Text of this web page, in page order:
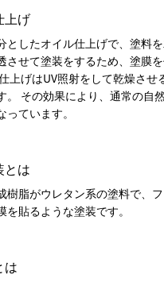
上げ
としたオイル仕上げで、塗料
させて塗装をするため、塗膜
上げはUV照射をして乾燥させ
。 その効果により、通常の自
ています。
とは
樹脂がウレタン系の塗料で、
を貼るような塗装です。
は